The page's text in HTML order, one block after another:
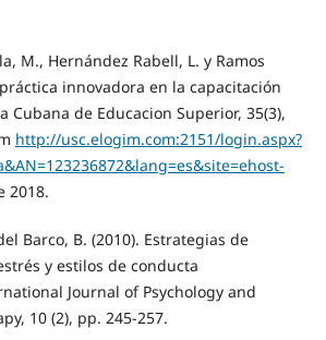
M., Hernández Rabell, L. y Ramos
práctica innovadora en la capacitación
Cubana de Educacion Superior, 35(3),
http://usc.elogim.com:2151/login.aspx?
2018.
Barco, B. (2010). Estrategias de
y estilos de conducta
Journal of Psychology and
10 (2), pp. 245-257.